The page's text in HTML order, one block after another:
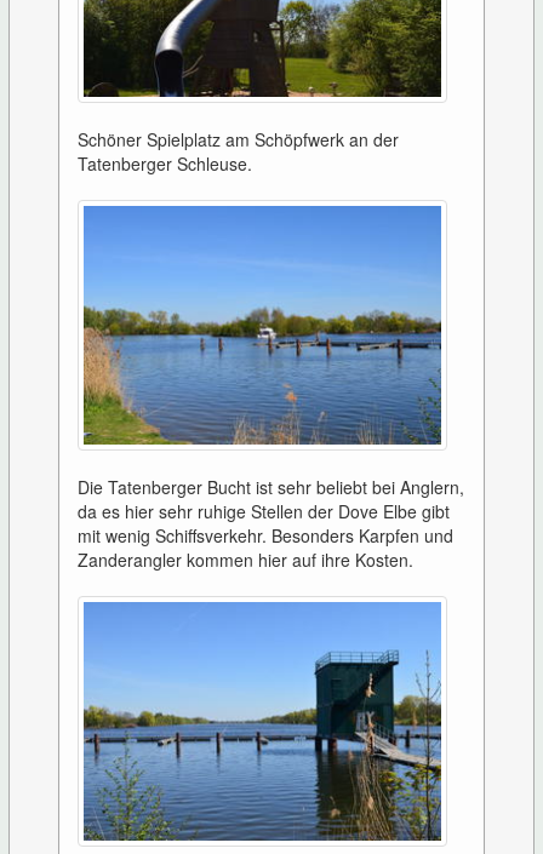
Schöner Spielplatz am Schöpfwerk an der
Tatenberger Schleuse.
Die Tatenberger Bucht ist sehr beliebt bei Anglern,
da es hier sehr ruhige Stellen der Dove Elbe gibt
mit wenig Schiffsverkehr. Besonders Karpfen und
Zanderangler kommen hier auf ihre Kosten.